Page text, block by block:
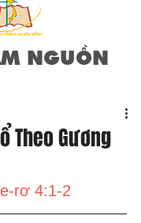
NGUỒN
Theo Gương
rơ 4:1-2